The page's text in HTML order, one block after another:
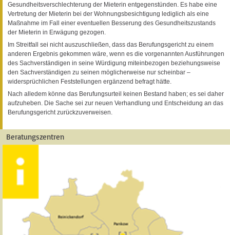
Gesundheitsverschlechterung der Mieterin entgegenstünden. Es habe eine
Vertretung der Mieterin bei der Wohnungsbesichtigung lediglich als eine
Maßnahme im Fall einer eventuellen Besserung des Gesundheitszustands
der Mieterin in Erwägung gezogen.
Im Streitfall sei nicht auszuschließen, dass das Berufungsgericht zu einem
anderen Ergebnis gekommen wäre, wenn es die vorgenannten Ausführungen
des Sachverständigen in seine Würdigung miteinbezogen beziehungsweise
den Sachverständigen zu seinen möglicherweise nur scheinbar –
widersprüchlichen Feststellungen ergänzend befragt hätte.
Nach alledem könne das Berufungsurteil keinen Bestand haben; es sei daher
aufzuheben. Die Sache sei zur neuen Verhandlung und Entscheidung an das
Berufungsgericht zurückzuverweisen.
Beratungszentren